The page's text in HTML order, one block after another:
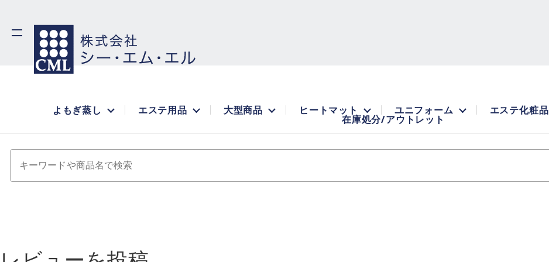
よもぎ蒸し エステ用品 大型商品 ヒートマット ユニフォーム エステ化粧品
在庫処分/アウトレット